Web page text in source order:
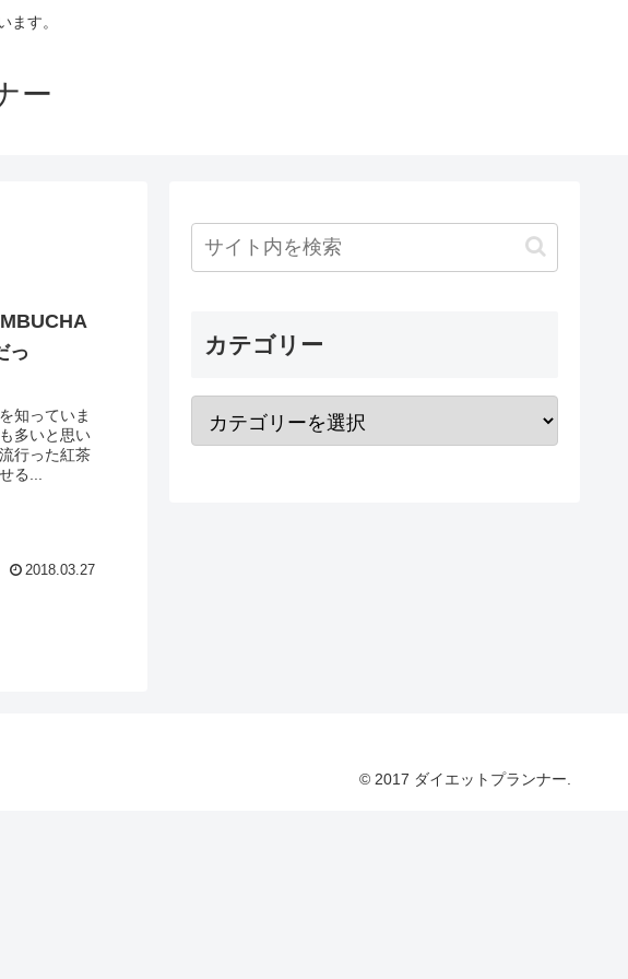
ます。
ー
っ
知っていま
多いと思い
行った紅茶
る...
2018.03.27
カテゴリー
© 2017 ダイエットプランナー.